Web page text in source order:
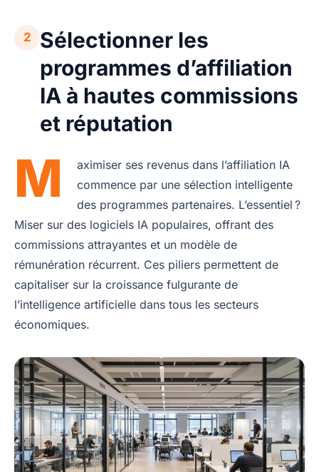
2
Sélectionner les
programmes d’affiliation
IA à hautes commissions
et réputation
M
aximiser ses revenus dans l’affiliation IA
commence par une sélection intelligente
des programmes partenaires. L’essentiel ?
Miser sur des logiciels IA populaires, offrant des
commissions attrayantes et un modèle de
rémunération récurrent. Ces piliers permettent de
capitaliser sur la croissance fulgurante de
l’intelligence artificielle dans tous les secteurs
économiques.